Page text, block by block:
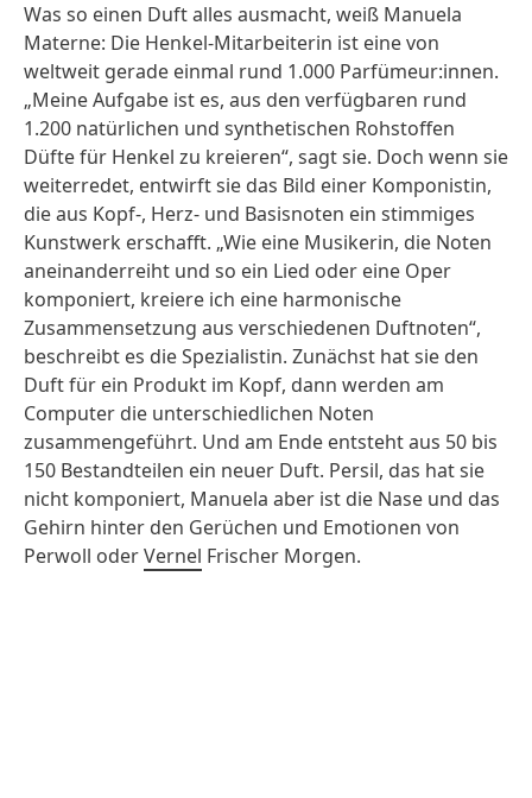
Was so einen Duft alles ausmacht, weiß Manuela
Materne: Die Henkel-Mitarbeiterin ist eine von
weltweit gerade einmal rund 1.000 Parfümeur:innen.
„Meine Aufgabe ist es, aus den verfügbaren rund
1.200 natürlichen und synthetischen Rohstoffen
Düfte für Henkel zu kreieren“, sagt sie. Doch wenn sie
weiterredet, entwirft sie das Bild einer Komponistin,
die aus Kopf-, Herz- und Basisnoten ein stimmiges
Kunstwerk erschafft. „Wie eine Musikerin, die Noten
aneinanderreiht und so ein Lied oder eine Oper
komponiert, kreiere ich eine harmonische
Zusammensetzung aus verschiedenen Duftnoten“,
beschreibt es die Spezialistin. Zunächst hat sie den
Duft für ein Produkt im Kopf, dann werden am
Computer die unterschiedlichen Noten
zusammengeführt. Und am Ende entsteht aus 50 bis
150 Bestandteilen ein neuer Duft. Persil, das hat sie
nicht komponiert, Manuela aber ist die Nase und das
Gehirn hinter den Gerüchen und Emotionen von
Perwoll oderVernel Frischer Morgen.